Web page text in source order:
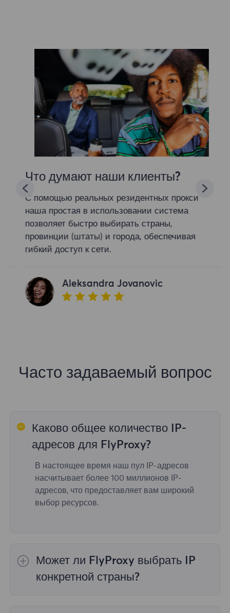
Что думают наши клиенты?
С помощью реальных резидентных прокси
наша простая в использовании система
позволяет быстро выбирать страны,
провинции (штаты) и города, обеспечивая
гибкий доступ к сети.
Aleksandra Jovanovic
Часто задаваемый вопрос
Каково общее количество IP-
адресов для FlyProxy?
В настоящее время наш пул IP-адресов
насчитывает более 100 миллионов IP-
адресов, что предоставляет вам широкий
выбор ресурсов.
Может ли FlyProxy выбрать IP
конкретной страны?